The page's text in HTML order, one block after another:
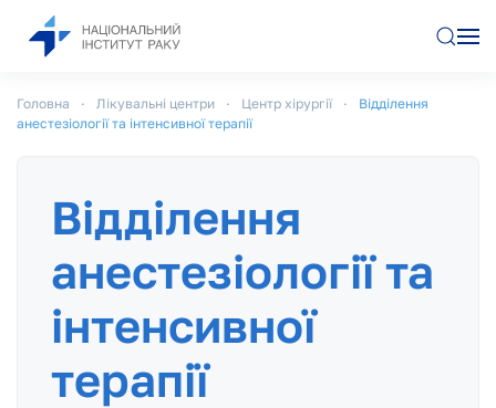
Головна Лікувальні центри Центр хірургії
Відділення
анестезіології та інтенсивної терапії
Відділення
анестезіології та
інтенсивної
терапії